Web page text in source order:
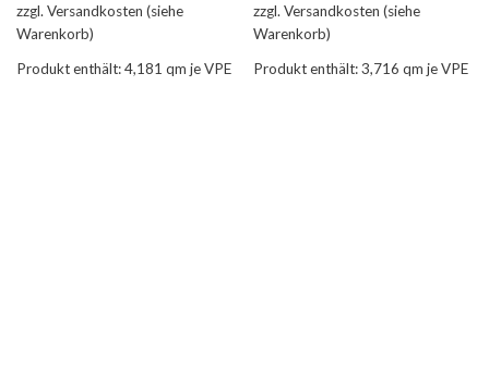
zzgl. Versandkosten (siehe
Warenkorb)
Produkt enthält: 4,181 qm je VPE
zzgl. Versandkosten (siehe
Warenkorb)
Produkt enthält: 3,716qm je VPE